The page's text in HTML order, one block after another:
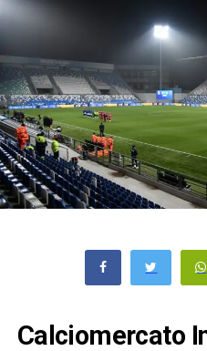
Calciomercato